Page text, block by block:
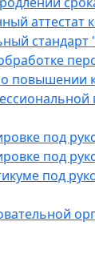
аттестат
стандарт
повышении
под
под
под